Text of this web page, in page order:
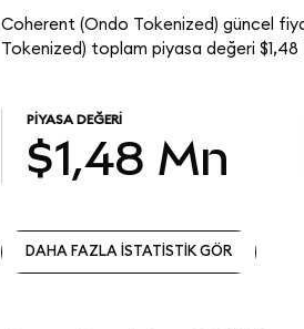
Coherent (Ondo Tokenized) güncel
Tokenized) toplam piyasa değeri $1,48
PIYASA DEĞERI
$1,48 Mn
DAHA FAZLA İSTATİSTİK GÖR